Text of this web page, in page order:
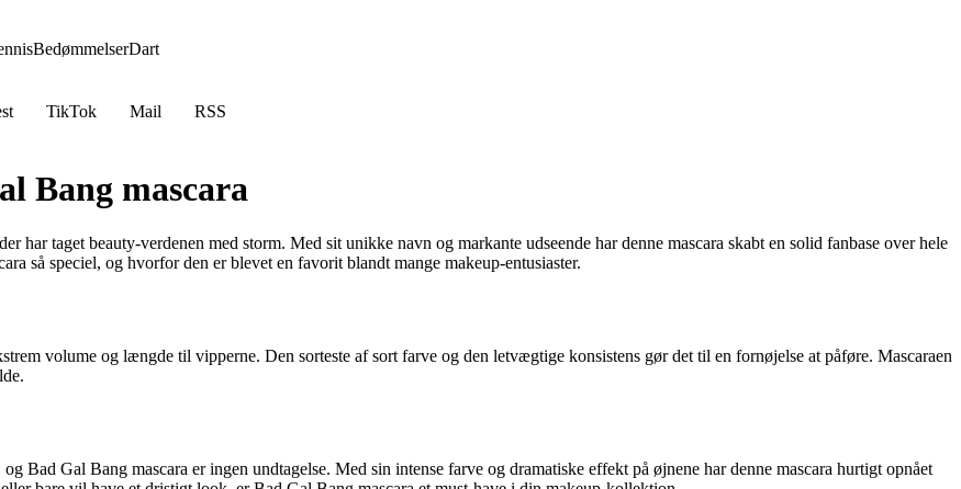
BedømmelserDart
TikTok Mail
RSS
Bang mascara
har taget beauty-verdenen med storm. Med sit unikke navn og markante udseende har denne mascara skabt en solid fanbase over hele
så speciel, og hvorfor den er blevet en favorit blandt mange makeup-entusiaster.
volume og længde til vipperne. Den sorteste af sort farve og den letvægtige konsistens gør det til en fornøjelse at påføre. Mascaraen
Bad Gal Bang mascara er ingen undtagelse. Med sin intense farve og dramatiske effekt på øjnene har denne mascara hurtigt opnået